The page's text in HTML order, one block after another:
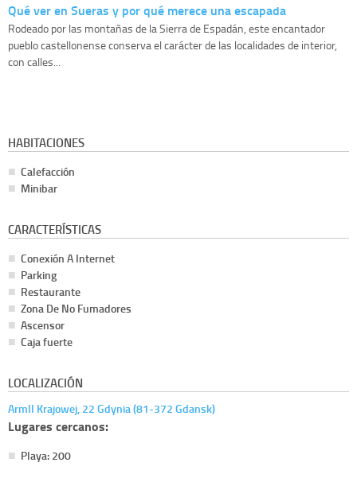
Qué ver en Sueras y por qué merece una escapada
Rodeado por las montañas de la Sierra de Espadán, este encantador
pueblo castellonense conserva el carácter de las localidades de interior,
con calles...
HABITACIONES
Calefacción
Minibar
CARACTERÍSTICAS
Conexión A Internet
Parking
Restaurante
Zona De No Fumadores
Ascensor
Caja fuerte
LOCALIZACIÓN
ArmII Krajowej, 22 Gdynia (81-372 Gdansk)
Lugares cercanos:
Playa: 200